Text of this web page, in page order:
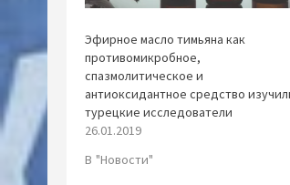
Эфирное масло тимьяна как
противомикробное,
спазмолитическое и
антиоксидантное средство
турецкие исследователи
26.01.2019
В "Новости"